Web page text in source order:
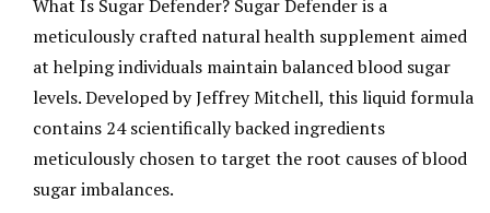
What Is Sugar Defender? Sugar Defender is a
meticulously crafted natural health supplement aimed
at helping individuals maintain balanced blood sugar
levels. Developed by Jeffrey Mitchell, this liquid formula
contains 24 scientifically backed ingredients
meticulously chosen to target the root causes of blood
sugar imbalances.